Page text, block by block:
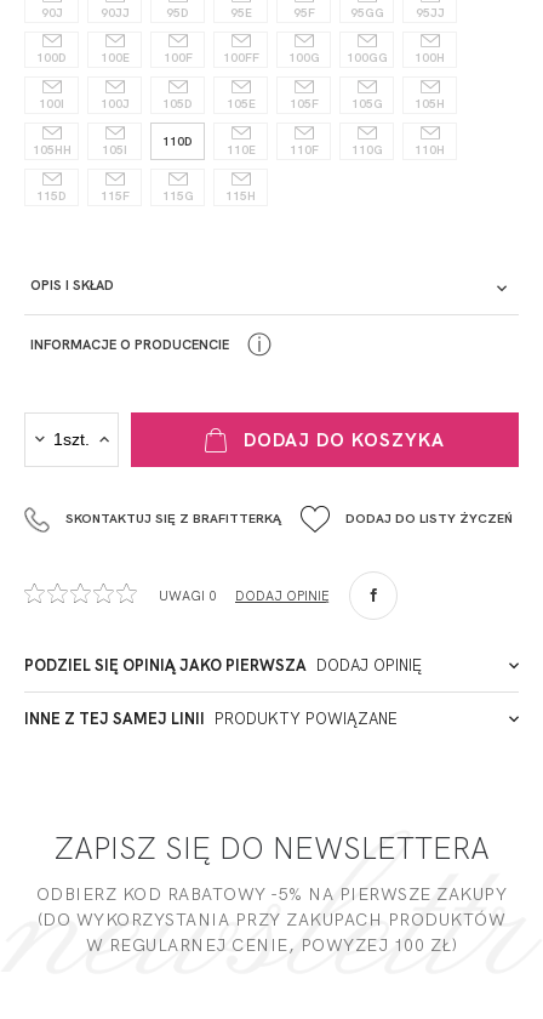
90J 90JJ 95D 95E 95F 95GG 95JJ
100D 100E 100F 100FF 100G 100GG 100H
100I 100J 105D 105E 105F 105G 105H
105HH 105I
110D
110E 110F 110G 110H
115D 115F 115G 115H
OPIS I SKŁAD
INFORMACJE O PRODUCENCIE
Fashiontex Group Sp.z o.o. Spółka komandytowa
+48 42 719 43 15
90-057
Polska
ADRES PUNKTU KONTAKTOWEGO
ⓘ
DODAJ DO KOSZYKA
SKONTAKTUJ SIĘ Z BRAFITTERKĄ DODAJ DO LISTY ŻYCZEŃ
UWAGI 0 DODAJ OPINIĘ
PODZIEL SIĘ OPINIĄ JAKO PIERWSZA DODAJ OPINIĘ
Miałeś już kontakt z naszym produktem? Zostaw opinię
INNE Z TEJ SAMEJ LINII PRODUKTY POWIĄZANE
ZAPISZ SIĘ DO NEWSLETTERA
ODBIERZ KOD RABATOWY -5% NA PIERWSZE ZAKUPY
(DO WYKORZYSTANIA PRZY ZAKUPACH PRODUKTÓW
W REGULARNEJ CENIE, POWYZEJ 100 ZŁ)